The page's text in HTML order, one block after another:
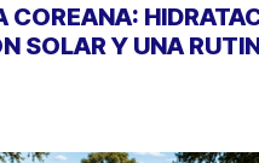
COREANA:
SOLAR Y UNA